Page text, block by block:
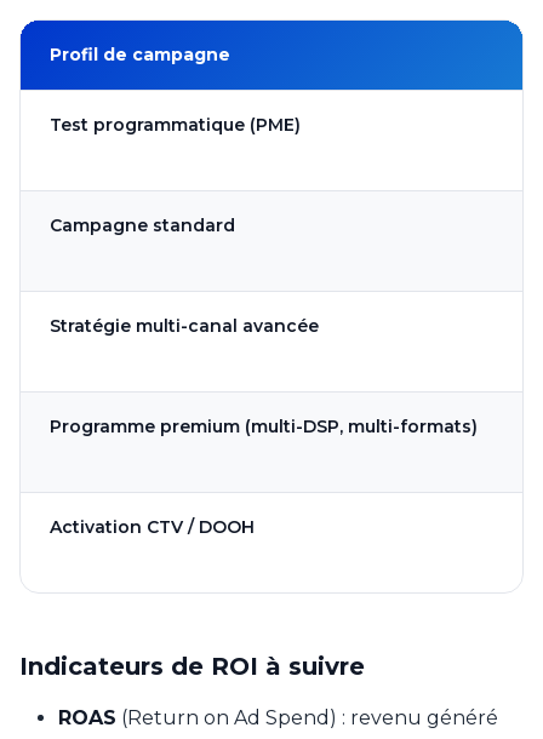
Profil de campagne
Test programmatique (PME)
Campagne standard
Stratégie multi-canal avancée
Programme premium (multi-DSP, multi-formats)
Activation CTV / DOOH
Indicateurs de ROI à suivre
ROAS (Return on Ad Spend) : revenu généré